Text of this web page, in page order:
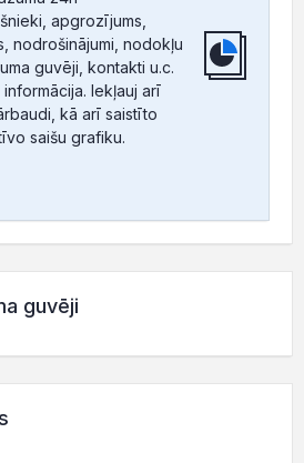
apgrozījums,
nodrošinājumi, nodokļu
guvēji, kontakti u.c.
Iekļauj arī
kā arī saistīto
saišu grafiku.
guvēji